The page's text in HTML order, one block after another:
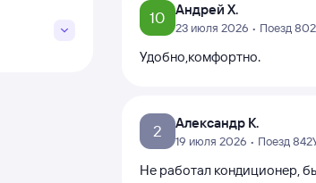
10 Андрей Х.
23 июля 2026 • Поезд
Удобно,комфортно.
2 Александр К.
19 июля 2026 • Поезд
Не работал кондиционер,